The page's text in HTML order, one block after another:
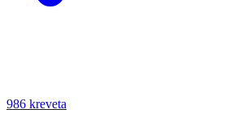
986 kreveta